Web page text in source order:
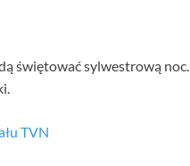
świętować sylwestrową noc.
TVN